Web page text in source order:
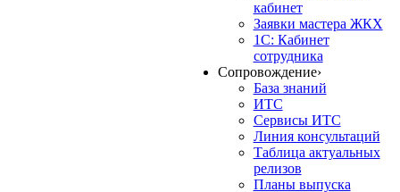
кабинет
Заявки мастера ЖКХ
1С: Кабинет
сотрудника
Сопровождение›
База знаний
ИТС
Сервисы ИТС
Линия консультаций
Таблица актуальных
релизов
Планы выпуска